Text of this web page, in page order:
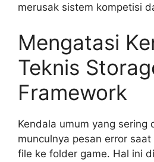
merusak sistem kompetisi
Mengatasi
Teknis
Framework
Kendala umum yang sering
munculnya pesan error
file ke folder game. Hal ini